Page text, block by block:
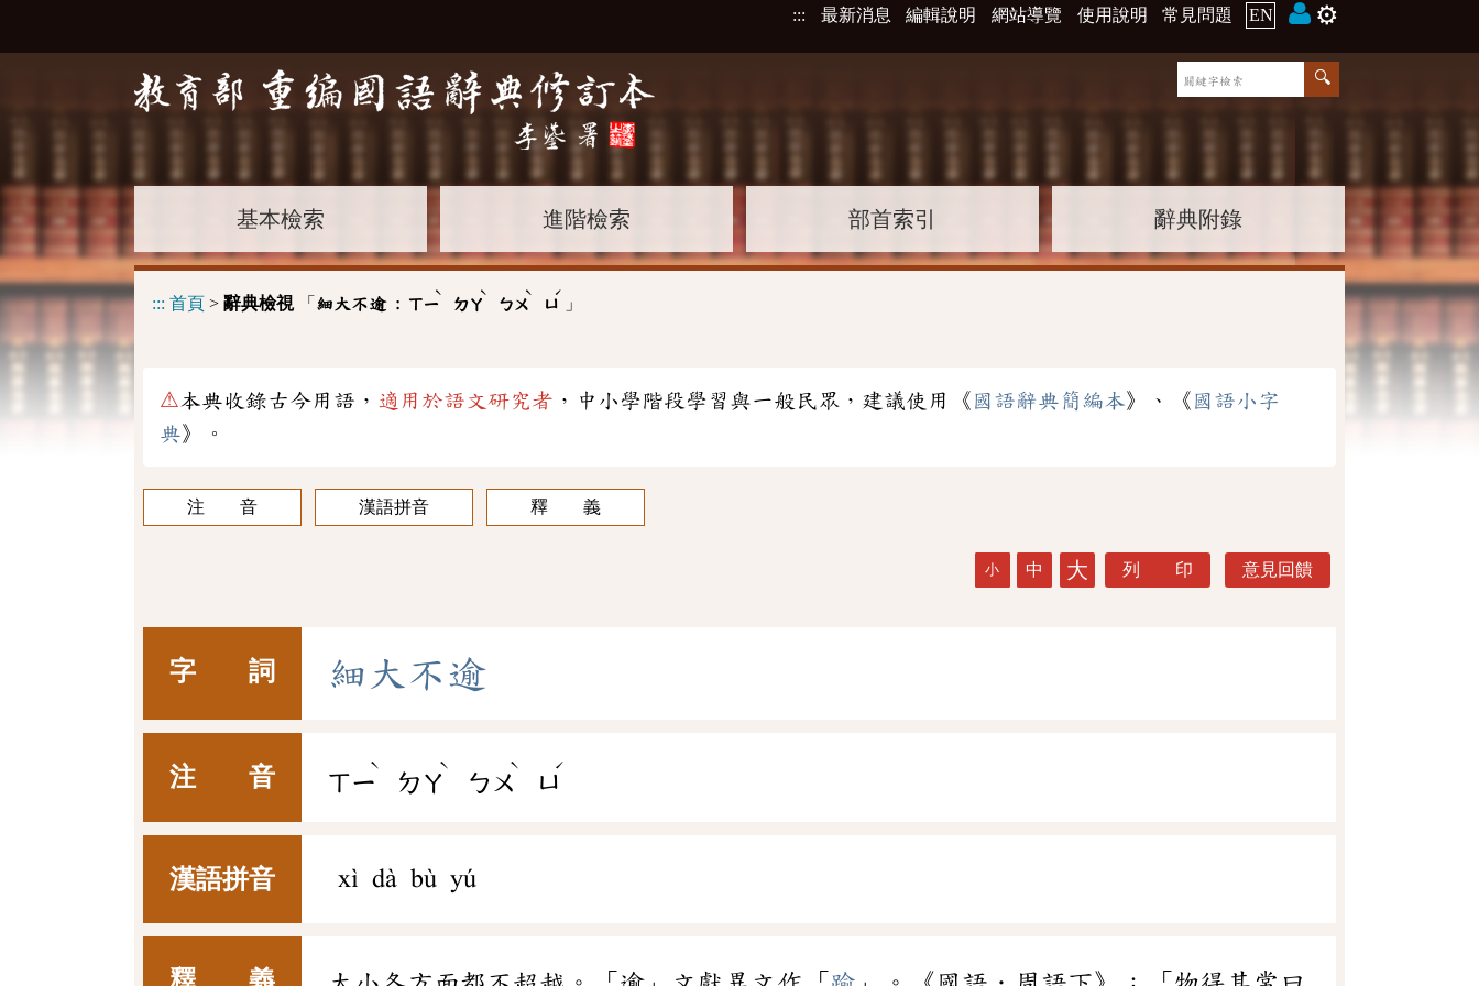
::: 最新消息 編輯說明 網站導覽 使用說明 常見問題 EN ⚙️
基本檢索 進階檢索 部首索引 辭典附錄
::: 首頁 > 辭典檢視「 細大不逾 : ㄒㄧ
ˋ
ㄉㄚ
ˋ
ㄅㄨ
ˋ
ㄩ
ˊ
」
⚠本典收錄古今用語， 適用於語文研究者 ，中小學階段學習與一般民眾，建議使用《 國語辭典簡編本》、《 國語小字
典》。
注 音 漢語拼音 釋 義
小 中 大 列 印 意見回饋
字 詞 細 大 不逾
注 音 ㄒㄧ
ˋ
ㄉㄚ
ˋ
ㄅㄨ
ˋ
ㄩ
ˊ
漢語拼音 xì dà bù yú